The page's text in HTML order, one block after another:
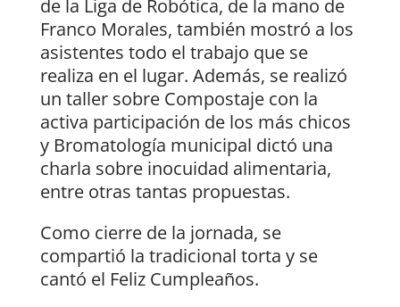
de la Liga de Robótica, de la mano de
Franco Morales, también mostró a los
asistentes todo el trabajo que se
realiza en el lugar. Además, se realizó
un taller sobre Compostaje con la
activa participación de los más chicos
y Bromatología municipal dictó una
charla sobre inocuidad alimentaria,
entre otras tantas propuestas.
Como cierre de la jornada, se
compartió la tradicional torta y se
cantó el Feliz Cumpleaños.